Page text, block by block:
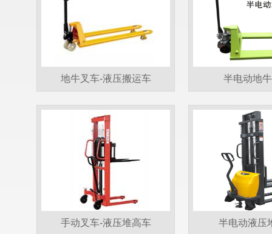
地牛叉车-液压搬运车 半电动地
手动叉车-液压堆高车 半电动液压